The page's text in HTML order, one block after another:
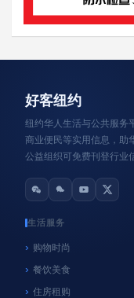
心系纽约
好客纽约
纽约华人生活与公共服务
商业便民等实用信息，助
公益组织可免费刊登行业
生活服务
购物时尚
餐饮美食
住房租购